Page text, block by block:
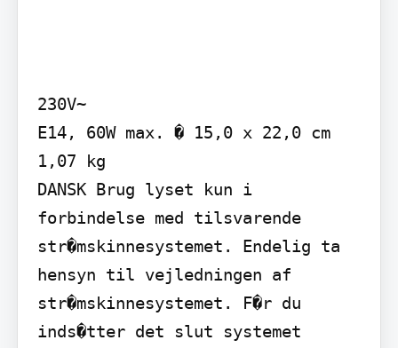
230V~
E14, 60W max. � 15,0 x 22,0 cm
1,07 kg
DANSK Brug lyset kun i
forbindelse med tilsvarende
str�mskinnesystemet. Endelig ta
hensyn til vejledningen af
str�mskinnesystemet. F�r du
inds�tter det slut systemet